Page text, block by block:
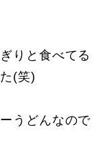
りと食べてる
(笑)
うどんなので